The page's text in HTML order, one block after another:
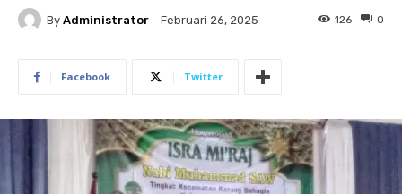
By Administrator Februari 26, 2025 0
126
Facebook Twitter